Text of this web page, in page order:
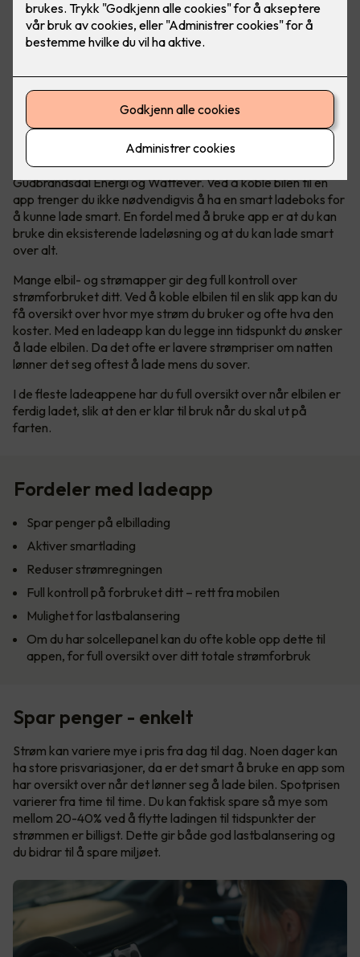
mye penger. Om elbilen din støtter det kan du lade smart
ved kun å bruke en app.
Smart elbillading - hele døgnet
I dag finnes det mange ladeløsninger som Tibber,
Gudbrandsdal Energi og Wattever. Ved å koble bilen til en
app trenger du ikke nødvendigvis å ha en smart ladeboks for
å kunne lade smart. En fordel med å bruke app er at du kan
bruke din eksisterende ladeløsning og at du kan lade smart
over alt.
Mange elbil- og strømapper gir deg full kontroll over
strømforbruket ditt. Ved å koble elbilen til en slik app kan du
få oversikt over hvor mye strøm du bruker og ofte hva den
koster. Med en ladeapp kan du legge inn tidspunkt du ønsker
å lade elbilen. Da det ofte er lavere strømpriser om natten
lønner det seg oftest å lade mens du sover.
I de fleste ladeappene har du full oversikt over når elbilen er
ferdig ladet, slik at den er klar til bruk når du skal ut på
farten.
Fordeler med ladeapp
Spar penger på elbillading
Aktiver smartlading
Reduser strømregningen
Full kontroll på forbruket ditt – rett fra mobilen
Mulighet for lastbalansering
Om du har solcellepanel kan du ofte koble opp dette til
appen, for full oversikt over ditt totale strømforbruk
Spar penger - enkelt
Strøm kan variere mye i pris fra dag til dag. Noen dager kan
ha store prisvariasjoner, da er det smart å bruke en app som
har oversikt over når det lønner seg å lade bilen. Spotprisen
varierer fra time til time. Du kan faktisk spare så mye som
mellom 20-40% ved å flytte ladingen til tidspunkter der
strømmen er billigst. Dette gir både god lastbalansering og
du bidrar til å spare miljøet.